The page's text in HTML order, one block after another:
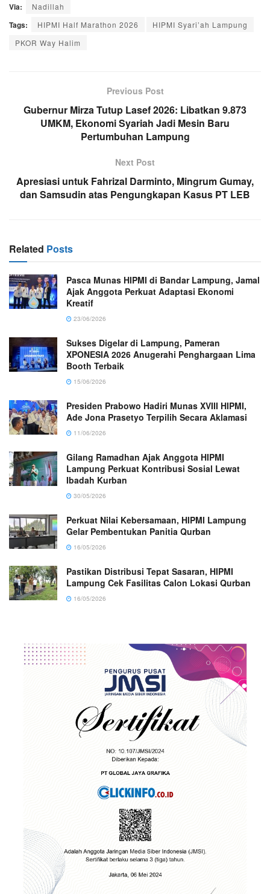
Via: Nadillah
Tags: HIPMI Half Marathon 2026
HIPMI Syari’ah Lampung
PKOR Way Halim
Previous Post
Gubernur Mirza Tutup Lasef 2026: Libatkan 9.873
UMKM, Ekonomi Syariah Jadi Mesin Baru
Pertumbuhan Lampung
Next Post
Apresiasi untuk Fahrizal Darminto, Mingrum Gumay,
dan Samsudin atas Pengungkapan Kasus PT LEB
Related Posts
Pasca Munas HIPMI di Bandar Lampung, Jamal
Ajak Anggota Perkuat Adaptasi Ekonomi
Kreatif
23/06/2026
Sukses Digelar di Lampung, Pameran
XPONESIA 2026 Anugerahi Penghargaan Lima
Booth Terbaik
15/06/2026
Presiden Prabowo Hadiri Munas XVIII HIPMI,
Ade Jona Prasetyo Terpilih Secara Aklamasi
11/06/2026
Gilang Ramadhan Ajak Anggota HIPMI
Lampung Perkuat Kontribusi Sosial Lewat
Ibadah Kurban
30/05/2026
Perkuat Nilai Kebersamaan, HIPMI Lampung
Gelar Pembentukan Panitia Qurban
16/05/2026
Pastikan Distribusi Tepat Sasaran, HIPMI
Lampung Cek Fasilitas Calon Lokasi Qurban
16/05/2026